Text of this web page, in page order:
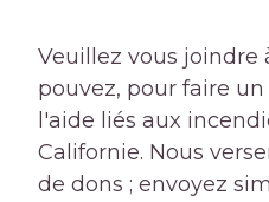
Veuillez vous joindre
pouvez, pour faire
l'aide liés aux
Californie. Nous
de dons ; envoyez